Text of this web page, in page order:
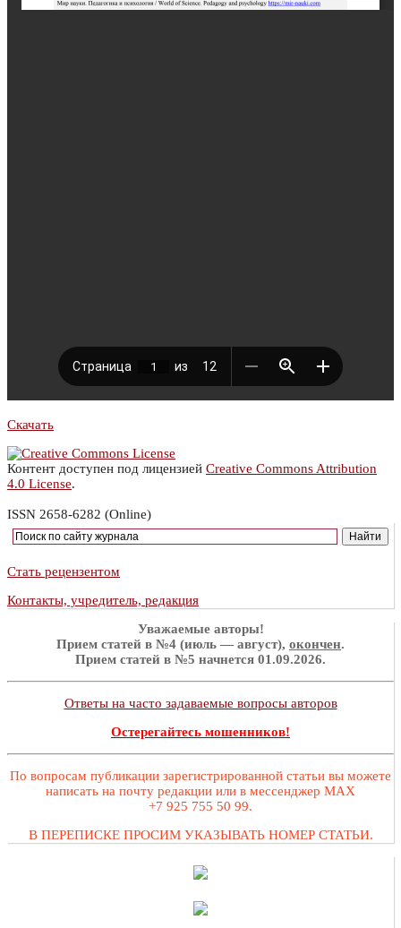
Скачать
Контент доступен под лицензией Creative Commons Attribution
4.0 License.
ISSN 2658-6282 (Online)
Стать рецензентом
Контакты, учредитель, редакция
Уважаемые авторы!
Прием статей в №4 (июль — август), окончен.
Прием статей в №5 начнется 01.09.2026.
Ответы на часто задаваемые вопросы авторов
Остерегайтесь мошенников!
По вопросам публикации зарегистрированной статьи вы можете
написать на почту редакции или в мессенджер MAX
+7 925 755 50 99.
В ПЕРЕПИСКЕ ПРОСИМ УКАЗЫВАТЬ НОМЕР СТАТЬИ.